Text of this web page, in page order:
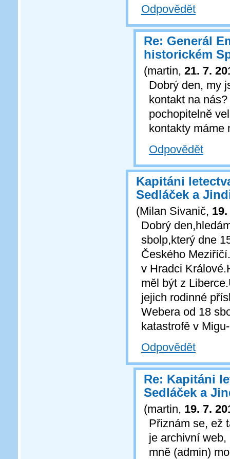
Odpovědět
Re: Generál
historickém
(martin, 21. 7.
Dobrý den, my
kontakt na
pochopitelně
kontakty máme
Odpovědět
Kapitáni
Sedláček a
(Milan Sivanič,
Dobrý
sbolp,který dne
Českého
v Hradci
měl být z
jejich rodinné
Webera od 18
katastrofě v
Odpovědět
Re: Kapitáni
Sedláček a
(martin, 19. 7.
Přiznám se, ež
je archivní
mně (admin)